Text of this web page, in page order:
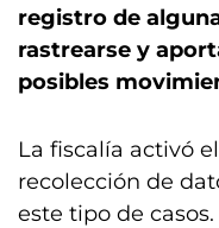
registro de
rastrearse y
posibles
La fiscalía activó
recolección de
este tipo de